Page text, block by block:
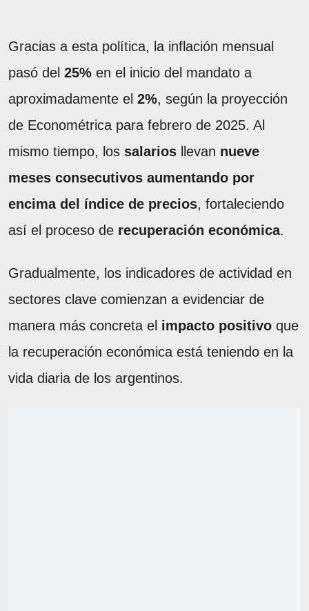
Gracias a esta política, la inflación mensual
pasó del 25% en el inicio del mandato a
aproximadamente el 2%, según la proyección
de Econométrica para febrero de 2025. Al
mismo tiempo, los salarios llevan nueve
meses consecutivos aumentando por
encima del índice de precios, fortaleciendo
así el proceso de recuperación económica.
Gradualmente, los indicadores de actividad en
sectores clave comienzan a evidenciar de
manera más concreta el impacto positivo que
la recuperación económica está teniendo en la
vida diaria de los argentinos.